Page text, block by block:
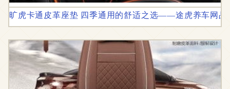
旷虎卡通皮革座垫 四季通用的舒适之选——途虎养车网品